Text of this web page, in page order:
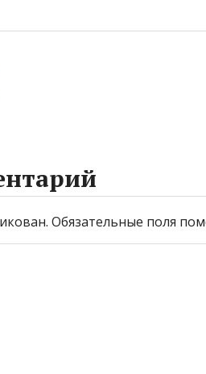
Обязательные поля